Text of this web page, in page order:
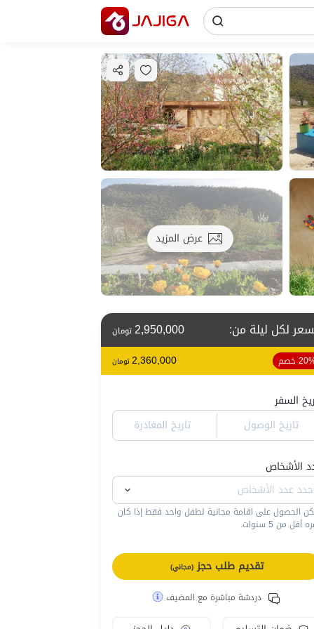
عرض المزيد
لكل ليلة من:
2,950,000تومان
خصم 2,360,000تومان
السفر
تاريخ الوصول
تاريخ المغادرة
الأشخاص
الحصول على اقامة مجانية لطفل واحد فقط إذا كان
أقل من 5 سنوات.
تقديم طلب حجز(مجاني)
دردشة مباشرة مع المضيف